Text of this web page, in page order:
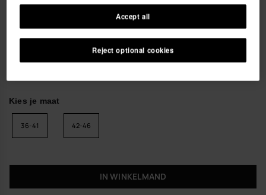
Al je bestellingen GRATIS BEZORGD
Kies je maat
36-41 42-46
IN WINKELMAND
Reject optional cookies
Accept all